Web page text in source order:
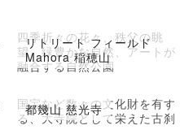
リトリート フィールド
Mahora 稲穂山
四季折々の花々、秩父の眺
望、緑豊かな自然、アートが
融合する自然公園
都幾山 慈光寺
国宝など数々の文化財を有す
る、大寺院として栄えた古刹